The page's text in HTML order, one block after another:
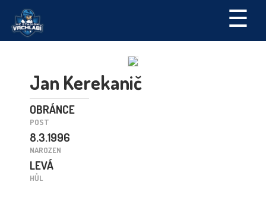
☰
Jan Kerekanič
OBRÁNCE
POST
8.3.1996
NAROZEN
LEVÁ
HŮL